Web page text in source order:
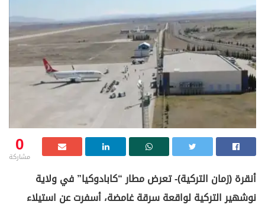
0
مشاركة
أنقرة (زمان التركية)- تعرض مطار “كابادوكيا” في ولاية
نوشهير التركية لواقعة سرقة غامضة، أسفرت عن استيلاء